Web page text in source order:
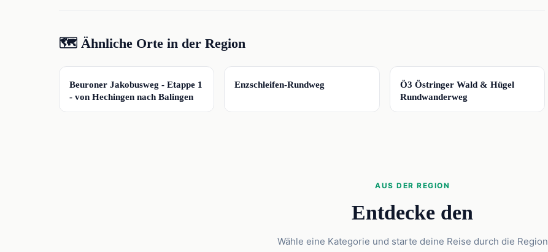
🗺️ Ähnliche Orte in der Region
📍
Beuroner Jakobusweg - Etappe 1
- von Hechingen nach Balingen
📍
Enzschleifen-Rundweg 📍
Ö3 Östringer Wald & Hügel
Rundwanderweg
AUS DER REGION
Entdecke den
Wähle eine Kategorie und starte deine Reise durch die Region